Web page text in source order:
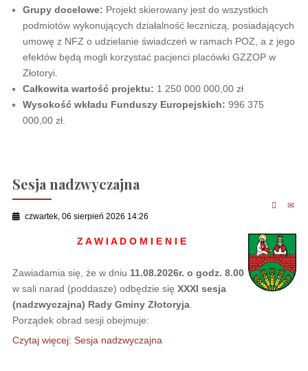
Grupy docelowe: Projekt skierowany jest do wszystkich
podmiotów wykonujących działalność leczniczą, posiadających
umowę z NFZ o udzielanie świadczeń w ramach POZ, a z jego
efektów będą mogli korzystać pacjenci placówki GZZOP w
Złotoryi.
Całkowita wartość projektu: 1 250 000 000,00 zł
Wysokość wkładu Funduszy Europejskich: 996 375
000,00 zł.
Sesja nadzwyczajna
czwartek, 06 sierpień 2026 14:26
Z A W I A D O M I E N I E
Zawiadamia się, że w dniu 11.08.2026r. o godz. 8.00
w sali narad (poddasze) odbędzie się XXXI sesja
(nadzwyczajna) Rady Gminy Złotoryja.
Porządek obrad sesji obejmuje:
Czytaj więcej: Sesja nadzwyczajna